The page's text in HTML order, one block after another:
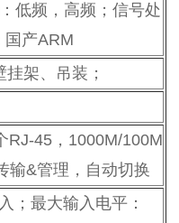
低频，高频；信号处
国产ARM
挂架、吊装；
RJ-45，1000M/100M
输&管理，自动切换
；最大输入电平：